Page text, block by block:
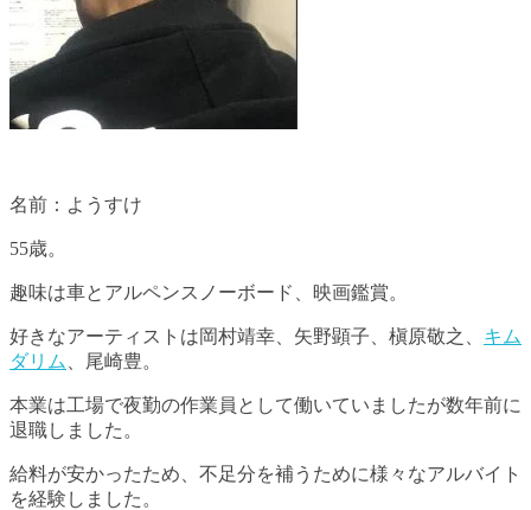
名前：ようすけ
55歳。
趣味は車とアルペンスノーボード、映画鑑賞。
好きなアーティストは岡村靖幸、矢野顕子、槇原敬之、 キム
ダリム
、尾崎豊。
本業は工場で夜勤の作業員として働いていましたが数年前に
退職しました。
給料が安かったため、不足分を補うために様々なアルバイト
を経験しました。